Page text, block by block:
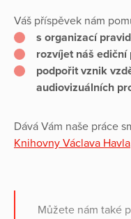
Váš příspěvek nám
s organizací
rozvíjet náš
podpořit vznik
audiovizuálních
Dává Vám naše práce
Knihovny Václava Havla
Můžete nám také